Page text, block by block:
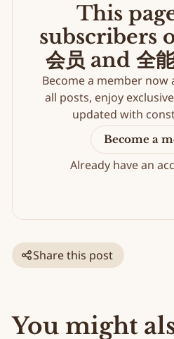
This
subscribers
会员 and 全
Become a member now
all posts, enjoy
updated with
Become a
Already have an
Share this post
You might